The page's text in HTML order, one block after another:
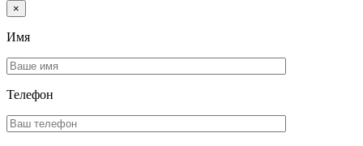
×
Имя
Телефон